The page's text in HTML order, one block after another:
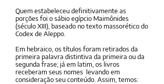
Quem estabeleceu definitivamente as
porções foi o sábio egípcio Maimônides
(século XIII), baseado no texto massorético do
Codex de Aleppo.
Em hebraico, os títulos foram retirados da
primeira palavra distintiva da primeira ou da
segunda frase; já em latim, os livros
receberam seus nomes levando em
consideração seu conteúdo. Assim, temos: